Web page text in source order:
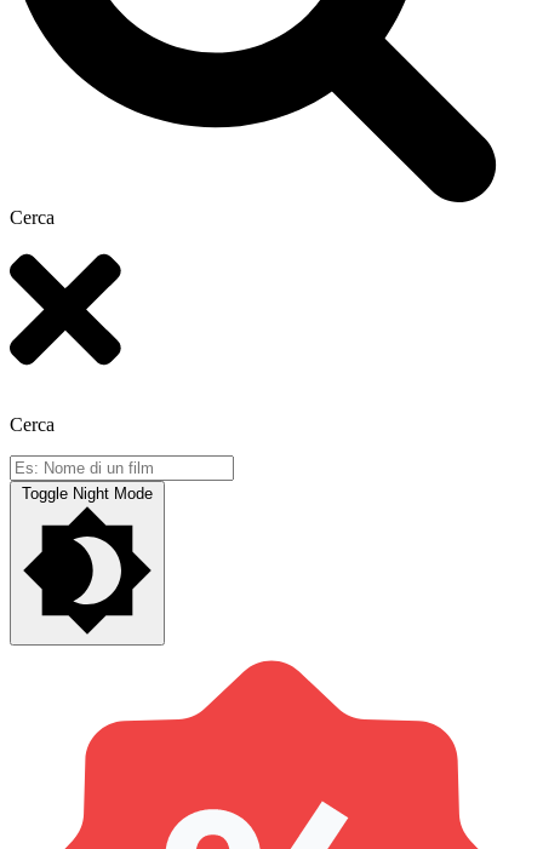
Cerca
Cerca
Toggle Night Mode